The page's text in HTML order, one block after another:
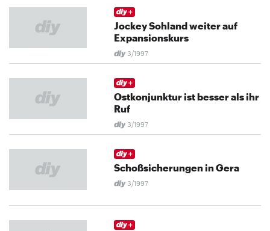
Jockey Sohland weiter auf
Expansionskurs
3/1997
Ostkonjunktur ist besser als ihr
Ruf
3/1997
Schoßsicherungen in Gera
3/1997